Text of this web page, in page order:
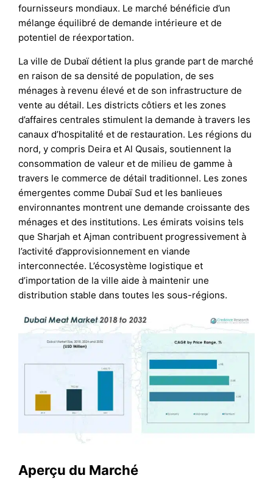
fournisseurs mondiaux. Le marché bénéficie d’un
mélange équilibré de demande intérieure et de
potentiel de réexportation.
La ville de Dubaï détient la plus grande part de marché
en raison de sa densité de population, de ses
ménages à revenu élevé et de son infrastructure de
vente au détail. Les districts côtiers et les zones
d’affaires centrales stimulent la demande à travers les
canaux d’hospitalité et de restauration. Les régions du
nord, y compris Deira et Al Qusais, soutiennent la
consommation de valeur et de milieu de gamme à
travers le commerce de détail traditionnel. Les zones
émergentes comme Dubaï Sud et les banlieues
environnantes montrent une demande croissante des
ménages et des institutions. Les émirats voisins tels
que Sharjah et Ajman contribuent progressivement à
l’activité d’approvisionnement en viande
interconnectée. L’écosystème logistique et
d’importation de la ville aide à maintenir une
distribution stable dans toutes les sous-régions.
Aperçu du Marché